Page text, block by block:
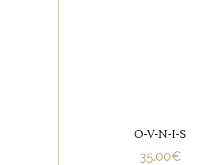
O-V-N-I-S
35.00€